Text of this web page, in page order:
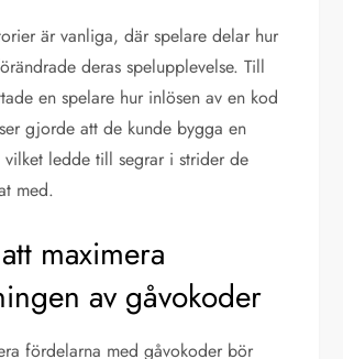
är vanliga, där spelare delar hur
deras spelupplevelse. Till
en spelare hur inlösen av en kod
gjorde att de kunde bygga en
vilket ledde till segrar i strider de
med.
maximera
av gåvokoder
fördelarna med gåvokoder bör